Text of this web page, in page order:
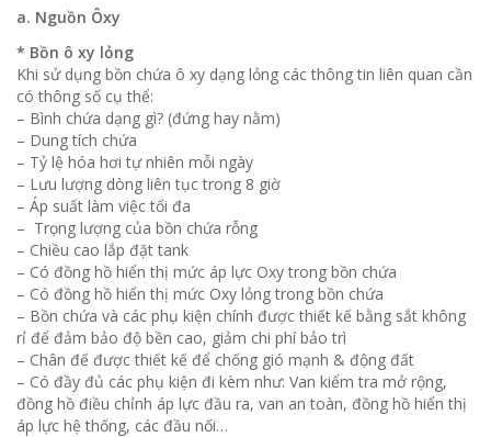
a. Nguồn Ôxy
* Bồn ô xy lỏng
Khi sử dụng bồn chứa ô xy dạng lỏng các thông tin liên quan cần
có thông số cụ thể:
– Bình chứa dạng gì? (đứng hay nằm)
– Dung tích chứa
– Tỷ lệ hóa hơi tự nhiên mỗi ngày
– Lưu lượng dòng liên tục trong 8 giờ
– Áp suất làm việc tối đa
– Trọng lượng của bồn chứa rỗng
– Chiều cao lắp đặt tank
– Có đồng hồ hiển thị mức áp lực Oxy trong bồn chứa
– Có đồng hồ hiển thị mức Oxy lỏng trong bồn chứa
– Bồn chứa và các phụ kiện chính được thiết kế bằng sắt không
rỉ để đảm bảo độ bền cao, giảm chi phí bảo trì
– Chân đế được thiết kế để chống gió mạnh & động đất
– Có đầy đủ các phụ kiện đi kèm như: Van kiểm tra mở rộng,
đồng hồ điều chỉnh áp lực đầu ra, van an toàn, đồng hồ hiển thị
áp lực hệ thống, các đầu nối…